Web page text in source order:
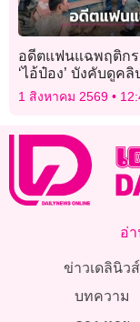
อดีตแฟนแฉพฤติกร
‘ไอ้ป๋อง’ บังคับดูคลิ
ฆาตกรรม-ขุดหลุมขู่
1 สิงหาคม 2569
อ่
ข่าวเดลินิวส์
บทความ